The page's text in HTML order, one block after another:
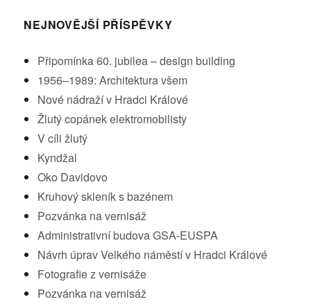
NEJNOVĚJŠÍ PŘÍSPĚVKY
Připomínka 60. jubilea – design building
1956–1989: Architektura všem
Nové nádraží v Hradci Králové
Žlutý copánek elektromobilisty
V cíli žlutý
Kyndžal
Oko Davidovo
Kruhový skleník s bazénem
Pozvánka na vernisáž
Administrativní budova GSA-EUSPA
Návrh úprav Velkého náměstí v Hradci Králové
Fotografie z vernisáže
Pozvánka na vernisáž